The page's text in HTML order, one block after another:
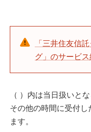
「三井住友信
グ」のサービ
（ ）内は当日扱いと
その他の時間に受付
ます。